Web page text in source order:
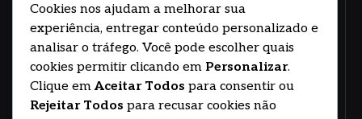
Cookies nos ajudam a melhorar sua
experiência, entregar conteúdo personalizado e
analisar o tráfego. Você pode escolher quais
cookies permitir clicando em Personalizar.
Clique em Aceitar Todos para consentir ou
Rejeitar Todos para recusar cookies não